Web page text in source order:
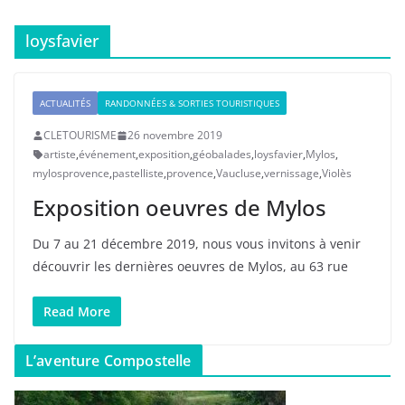
loysfavier
ACTUALITÉS RANDONNÉES & SORTIES TOURISTIQUES
CLETOURISME
26 novembre 2019
artiste,événement,exposition,géobalades,loysfavier,Mylos,
mylosprovence,pastelliste,provence,Vaucluse,vernissage,Violès
Exposition oeuvres de Mylos
Du 7 au 21 décembre 2019, nous vous invitons à venir
découvrir les dernières oeuvres de Mylos, au 63 rue
Read More
L’aventure Compostelle